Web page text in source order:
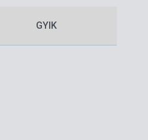
GYIK